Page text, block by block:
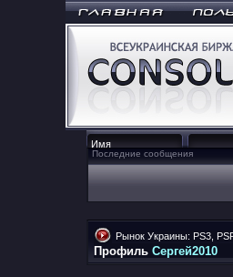
Последние сообщения
Рынок Украины: PS3,
Профиль Сергей2010